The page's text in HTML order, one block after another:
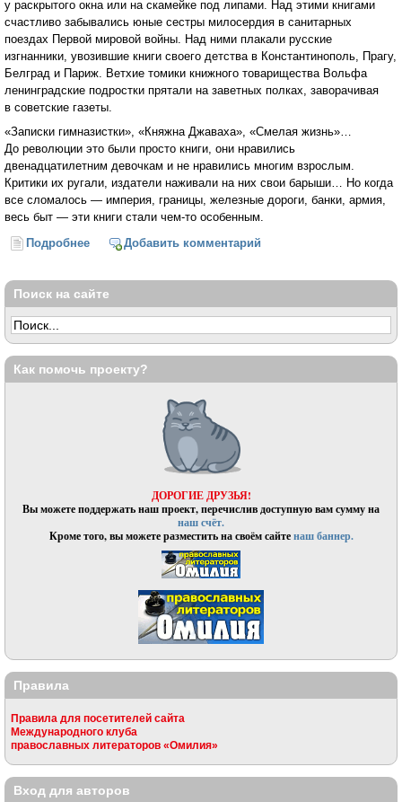
у раскрытого окна или на скамейке под липами. Над этими книгами
счастливо забывались юные сестры милосердия в санитарных
поездах Первой мировой войны. Над ними плакали русские
изгнанники, увозившие книги своего детства в Константинополь, Прагу,
Белград и Париж. Ветхие томики книжного товарищества Вольфа
ленинградские подростки прятали на заветных полках, заворачивая
в советские газеты.
«Записки гимназистки», «Княжна Джаваха», «Смелая жизнь»…
До революции это были просто книги, они нравились
двенадцатилетним девочкам и не нравились многим взрослым.
Критики их ругали, издатели наживали на них свои барыши… Но когда
все сломалось — империя, границы, железные дороги, банки, армия,
весь быт — эти книги стали чем-то особенным.
Подробнее о Фея с петербургского двора
Добавить комментарий
Поиск на сайте
Как помочь проекту?
ДОРОГИЕ ДРУЗЬЯ!
Вы можете поддержать наш проект, перечислив доступную вам сумму на
наш счёт.
Кроме того, вы можете разместить на своём сайтенаш баннер.
Правила
Правила для посетителей сайта
Международного клуба
православных литераторов «Омилия»
Вход для авторов